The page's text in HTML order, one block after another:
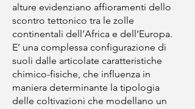
alture evidenziano affioramenti dello
scontro tettonico tra le zolle
continentali dell’Africa e dell’Europa.
E’ una complessa configurazione di
suoli dalle articolate caratteristiche
chimico-fisiche, che influenza in
maniera determinante la tipologia
delle coltivazioni che modellano un